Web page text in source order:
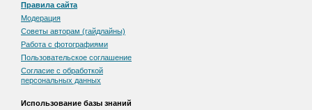
Правила сайта
Модерация
Советы авторам (гайдлайны)
Работа с фотографиями
Пользовательскоe соглашение
Согласие с обработкой
персональных данных
Использование базы знаний